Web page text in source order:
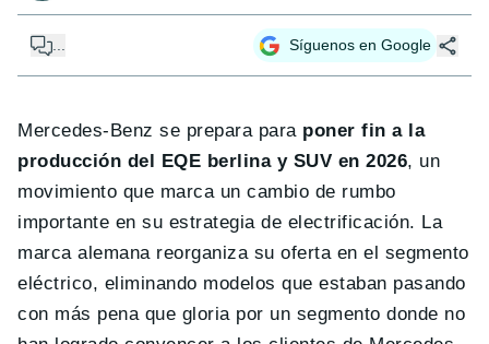
... Síguenos en Google
Mercedes-Benz se prepara para poner fin a la
producción del EQE berlina y SUV en 2026, un
movimiento que marca un cambio de rumbo
importante en su estrategia de electrificación. La
marca alemana reorganiza su oferta en el segmento
eléctrico, eliminando modelos que estaban pasando
con más pena que gloria por un segmento donde no